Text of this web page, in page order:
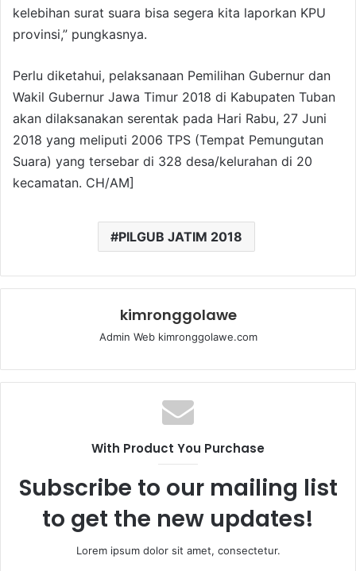
kelebihan surat suara bisa segera kita laporkan KPU
provinsi,” pungkasnya.
Perlu diketahui, pelaksanaan Pemilihan Gubernur dan
Wakil Gubernur Jawa Timur 2018 di Kabupaten Tuban
akan dilaksanakan serentak pada Hari Rabu, 27 Juni
2018 yang meliputi 2006 TPS (Tempat Pemungutan
Suara) yang tersebar di 328 desa/kelurahan di 20
kecamatan. CH/AM]
PILGUB JATIM 2018
kimronggolawe
Admin Web kimronggolawe.com
With Product You Purchase
Subscribe to our mailing list
to get the new updates!
Lorem ipsum dolor sit amet, consectetur.